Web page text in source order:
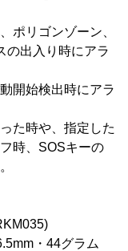
ポリゴンゾーン、
の出入り時にアラ
開始検出時にアラ
た時や、指定した
時、SOSキーの
・44グラム